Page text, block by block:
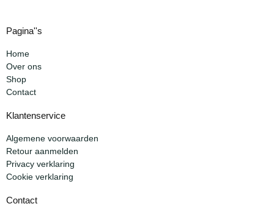
Pagina''s
Home
Over ons
Shop
Contact
Klantenservice
Algemene voorwaarden
Retour aanmelden
Privacy verklaring
Cookie verklaring
Contact